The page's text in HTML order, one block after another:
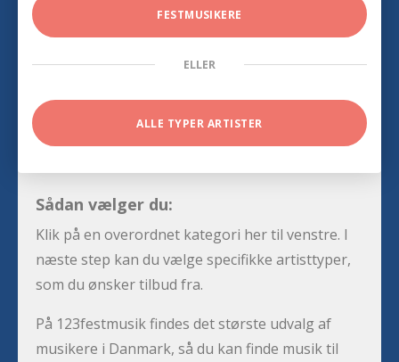
FESTMUSIKERE
ELLER
ALLE TYPER ARTISTER
Sådan vælger du:
Klik på en overordnet kategori her til venstre. I
næste step kan du vælge specifikke artisttyper,
som du ønsker tilbud fra.
På 123festmusik findes det største udvalg af
musikere i Danmark, så du kan finde musik til